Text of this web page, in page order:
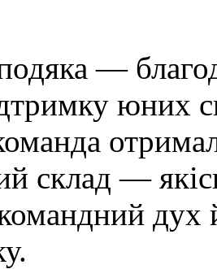
—
юних
склад —
дух